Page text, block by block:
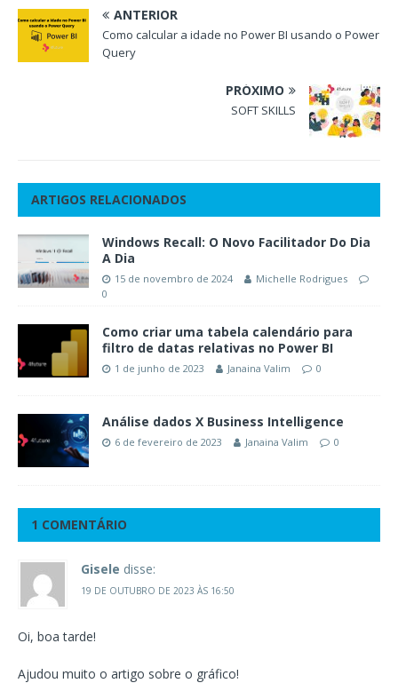
ANTERIOR
Como calcular a idade no Power BI usando o Power
Query
PRÓXIMO
SOFT SKILLS
ARTIGOS RELACIONADOS
Windows Recall: O Novo Facilitador Do Dia
A Dia
15 de novembro de 2024
Michelle Rodrigues
0
Como criar uma tabela calendário para
filtro de datas relativas no Power BI
1 de junho de 2023 Janaina Valim 0
Análise dados X Business Intelligence
6 de fevereiro de 2023 Janaina Valim 0
1 COMENTÁRIO
Gisele disse:
19 DE OUTUBRO DE 2023 ÀS 16:50
Oi, boa tarde!
Ajudou muito o artigo sobre o gráfico!